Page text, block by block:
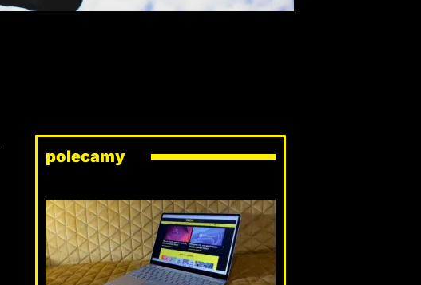
polecamy